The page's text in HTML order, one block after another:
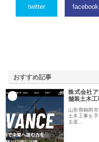
twitter facebook
おすすめ記事
株式会社
舗装土木工
山形県鶴岡
土木工事を
る道…